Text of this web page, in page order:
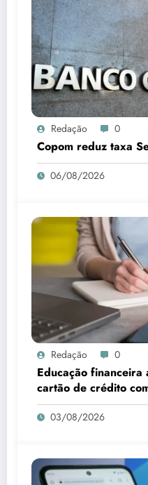
Redação 0
Copom reduz taxa
06/08/2026
Redação 0
Educação financeira
cartão de crédito
03/08/2026